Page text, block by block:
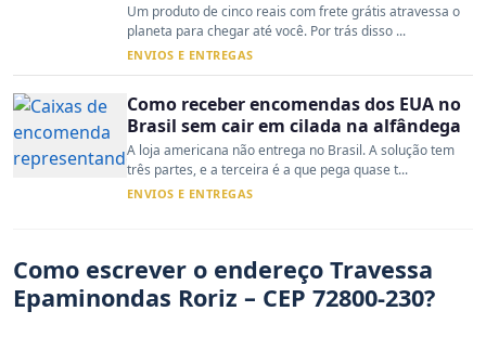
Um produto de cinco reais com frete grátis atravessa o
planeta para chegar até você. Por trás disso ...
ENVIOS E ENTREGAS
Como receber encomendas dos EUA no
Brasil sem cair em cilada na alfândega
A loja americana não entrega no Brasil. A solução tem
três partes, e a terceira é a que pega quase t...
ENVIOS E ENTREGAS
Como escrever o endereço Travessa
Epaminondas Roriz – CEP 72800-230?